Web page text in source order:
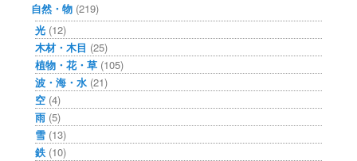
自然・物 (219)
光 (12)
木材・木目 (25)
植物・花・草 (105)
波・海・水 (21)
空 (4)
雨 (5)
雪 (13)
鉄 (10)